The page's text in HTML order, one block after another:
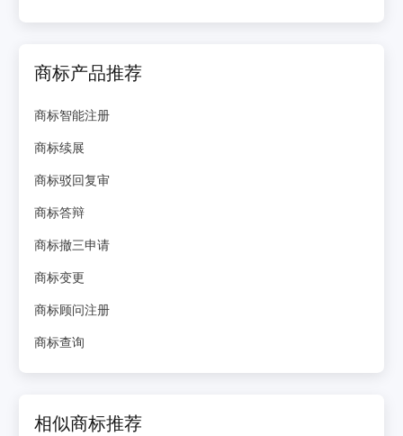
商标产品推荐
商标智能注册
商标续展
商标驳回复审
商标答辩
商标撤三申请
商标变更
商标顾问注册
商标查询
相似商标推荐